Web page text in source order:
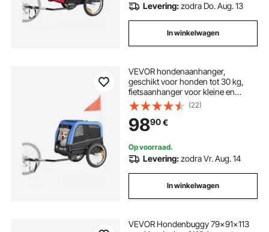
Levering:zodra Do. Aug. 13
In winkelwagen
VEVOR hondenaanhanger,
geschikt voor honden tot 30 kg,
fietsaanhanger voor kleine en
middelgrote honden, opvouwbaar
frame met snelkoppeling voor het
wiel, universele fietskoppeling,
reflector, vlag, interne riem.
(22)
9890€
Op voorraad.
Levering:zodra Vr. Aug. 14
In winkelwagen
VEVOR Hondenbuggy 79x91x113